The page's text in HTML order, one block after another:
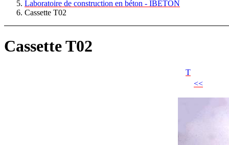
Laboratoire de construction en béton - IBETON
Cassette T02
Cassette T02
T
<<